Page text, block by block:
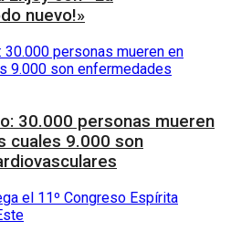
nuevo!»
30.000 personas mueren
cuales 9.000 son